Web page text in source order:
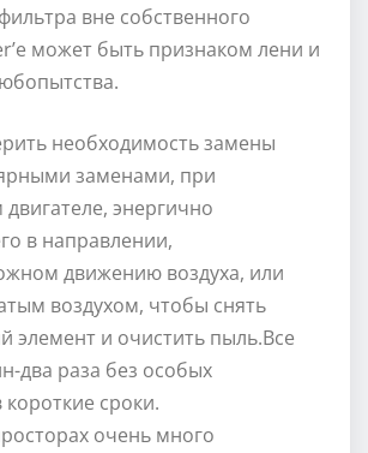
вне собственного
может быть признаком лени и
необходимость замены
заменами, при
энергично
в направлении,
движению воздуха, или
воздухом, чтобы снять
элемент и очистить пыль.Все
два раза без особых
короткие сроки.
очень много